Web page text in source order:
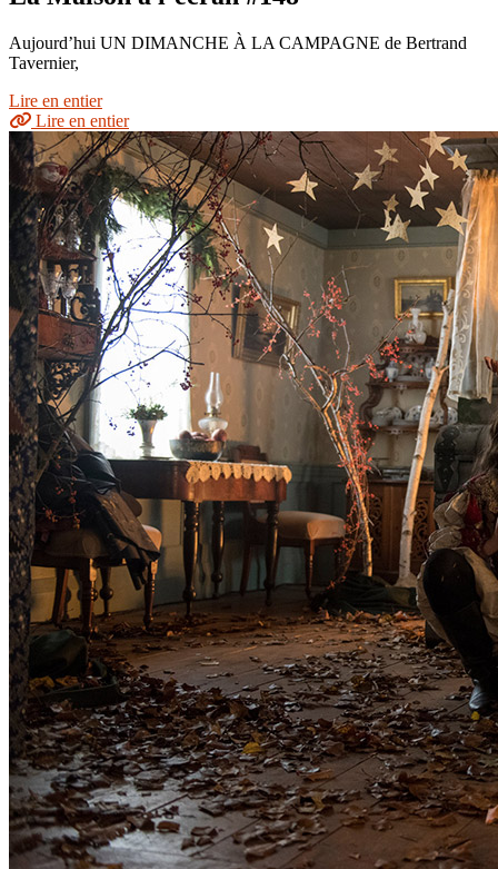
Aujourd’hui UN DIMANCHE À LA CAMPAGNE de Bertrand
Tavernier,
Lire en entier
Lire en entier